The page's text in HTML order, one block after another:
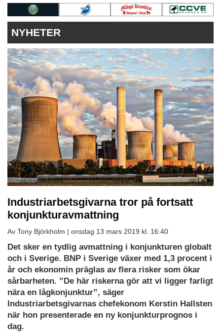
PRENUMERERA
ANNONSERA
NYHETER
Industriarbetsgivarna tror på fortsatt
konjunkturavmattning
Av Tony Björkholm | onsdag 13 mars 2019 kl. 16:40
Det sker en tydlig avmattning i konjunkturen globalt
och i Sverige. BNP i Sverige växer med 1,3 procent i
år och ekonomin präglas av flera risker som ökar
sårbarheten. ”De här riskerna gör att vi ligger farligt
nära en lågkonjunktur”, säger
Industriarbetsgivarnas chefekonom Kerstin Hallsten
när hon presenterade en ny konjunkturprognos i
dag.